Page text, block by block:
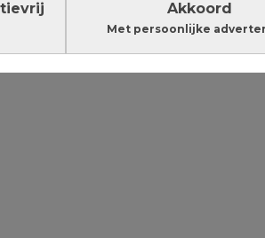
Akkoord
Met persoonlijke
onder de advertentie